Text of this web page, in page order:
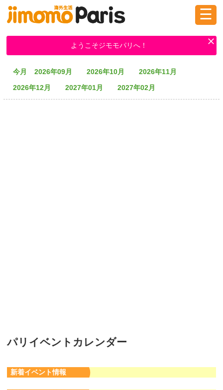
ログイン 新規登録
☰
ようこそジモモパリへ！
今月 2026年09月 2026年10月
2026年11月
2026年12月
2027年01月 2027年02月
パリイベントカレンダー
新着イベント情報